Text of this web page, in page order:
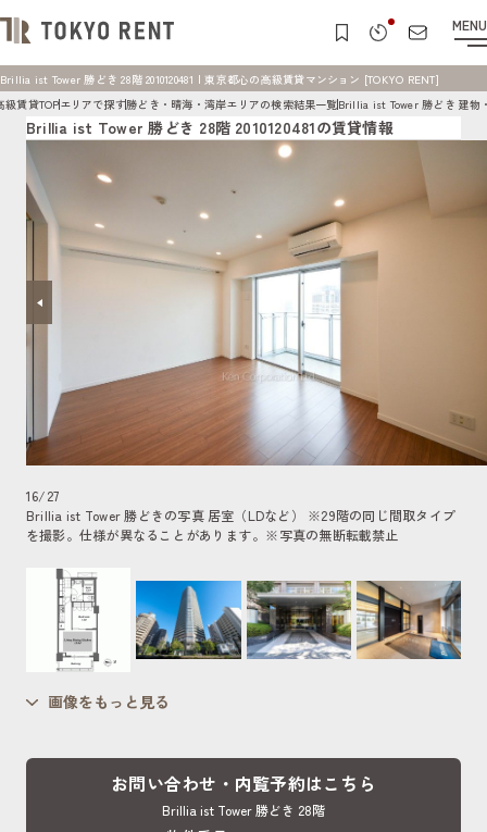
MENU
Brillia ist Tower 勝どき 28階 2010120481 | 東京都心の高級賃貸マンション [TOKYO RENT]
級賃貸TOPエリアで探す勝どき・晴海・湾岸エリアの検索結果一覧Brillia ist Tower 勝どき 建物
Brillia ist Tower 勝どき 28階 2010120481の賃貸情報
16/27
Brillia ist Tower 勝どきの写真 居室（LDなど） ※29階の同じ間取タイプ
を撮影。仕様が異なることがあります。 ※写真の無断転載禁止
画像をもっと見る
お問い合わせ・内覧予約はこちら
Brillia ist Tower 勝どき 28階